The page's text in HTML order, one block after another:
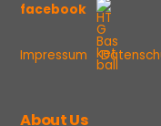
facebook
Impressum
About Us